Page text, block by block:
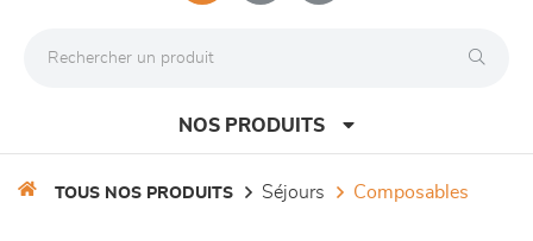
NOS PRODUITS
TOUS NOS PRODUITS séjours composables